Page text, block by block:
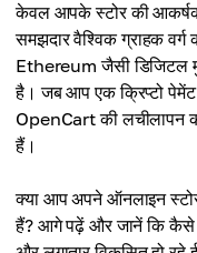
केवल आपके स्टोर की
समझदार वैश्विक ग्राहक
Ethereum जैसी डिजिटल
है। जब आप एक क्रिप्टो
OpenCart की लचीलापन
हैं।
क्या आप अपने ऑनलाइन
हैं? आगे पढ़ें और जानें कि कैसे